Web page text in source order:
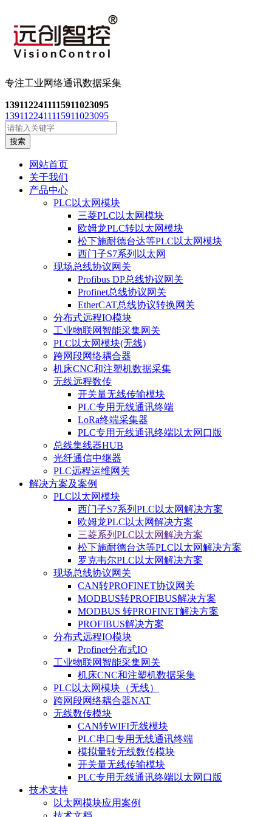
专注工业网络通讯数据采集
1391122411115911023095
1391122411115911023095
搜索
网站首页
关于我们
产品中心
PLC以太网模块
三菱PLC以太网模块
欧姆龙PLC转以太网模块
松下施耐德台达等PLC以太网模块
西门子S7系列以太网
现场总线协议网关
Profibus DP总线协议网关
Profinet总线协议网关
EtherCAT总线协议转换网关
分布式远程IO模块
工业物联网智能采集网关
PLC以太网模块(无线)
跨网段网络耦合器
机床CNC和注塑机数据采集
无线远程数传
开关量无线传输模块
PLC专用无线通讯终端
LoRa终端采集器
PLC专用无线通讯终端以太网口版
总线集线器HUB
光纤通信中继器
PLC远程运维网关
解决方案及案例
PLC以太网模块
西门子S7系列PLC以太网解决方案
欧姆龙PLC以太网解决方案
三菱系列PLC以太网解决方案
松下施耐德台达等PLC以太网解决方案
罗克韦尔PLC以太网解决方案
现场总线协议网关
CAN转PROFINET协议网关
MODBUS转PROFIBUS解决方案
MODBUS 转PROFINET解决方案
PROFIBUS解决方案
分布式远程IO模块
Profinet分布式IO
工业物联网智能采集网关
机床CNC和注塑机数据采集
PLC以太网模块（无线）
跨网段网络耦合器NAT
无线数传模块
CAN转WIFI无线模块
PLC串口专用无线通讯终端
模拟量转无线数传模块
开关量无线传输模块
PLC专用无线通讯终端以太网口版
技术支持
以太网模块应用案例